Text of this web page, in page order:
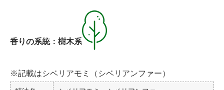
香りの系統：樹木系
※記載はシベリアモミ（シベリアンファー）